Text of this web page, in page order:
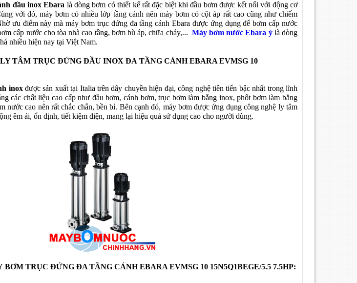
đầu inox Ebara là dòng bơm có thiết kế rất đặc biệt khi đầu bơm được kết nối với động cơ
với đó, máy bơm có nhiều lớp tầng cánh nên máy bơm có cột áp rất cao cũng như chiếm
ưu điểm này mà máy bơm trục đứng đa tầng cánh Ebara được ứng dụng để bơm cấp nước
cấp nước cho tòa nhà cao tầng, bơm bù áp, chữa cháy,... Máy bơm nước Ebara ýlà dòng
nhiều hiện nay tại Việt Nam.
TÂM TRỤC ĐỨNG ĐẦU INOX ĐA TẦNG CÁNH EBARA EVMSG 10
inox được sản xuất tại Italia trên dây chuyền hiện đại, công nghệ tiên tiến bậc nhất trong lĩnh
các chất liệu cao cấp như đầu bơm, cánh bơm, trục bơm làm bằng inox, phốt bơm làm bằng
nước cao nên rất chắc chắn, bền bỉ. Bên cạnh đó, máy bơm được ứng dụng công nghệ ly tâm
êm ái, ổn định, tiết kiệm điện, mang lại hiệu quả sử dụng cao cho người dùng.
BƠM TRỤC ĐỨNG ĐA TẦNG CÁNH EBARA EVMSG 10 15N5Q1BEGE/5.5 7.5HP: